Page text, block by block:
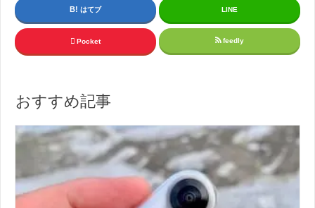
はてブ LINE
Pocket feedly
おすすめ記事